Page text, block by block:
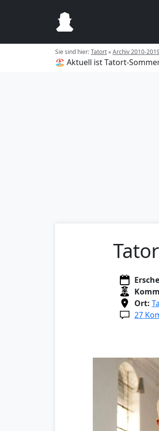
Sie sind hier:Tatort»Archiv 2010-
🏖️ Aktuell ist Tatort-
Ort:
27